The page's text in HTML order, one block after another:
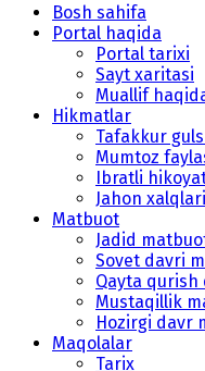
Bosh sahifa
Portal haqida
Portal tarixi
Sayt xaritasi
Muallif
Hikmatlar
Tafakkur
Mumtoz
Ibratli
Jahon
Matbuot
Jadid
Sovet davri
Qayta
Mustaqillik
Hozirgi davr
Maqolalar
Tarix